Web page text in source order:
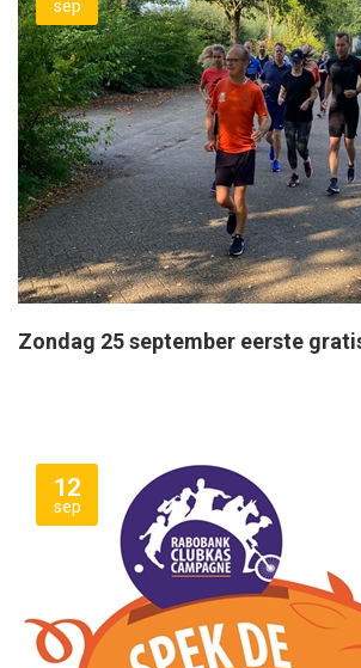
sep
Zondag 25 september eerste
12
sep